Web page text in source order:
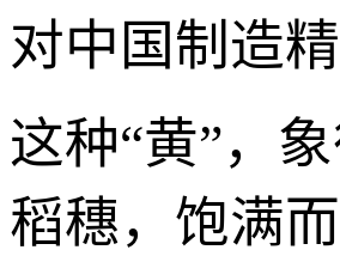
对中国制造
这种“黄”，
稻穗，饱满